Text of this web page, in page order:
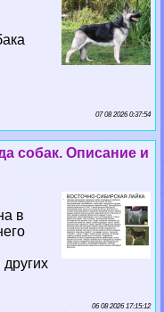
07 08 2026 0:37:54
собак. Описание и
в
06 08 2026 17:15:12